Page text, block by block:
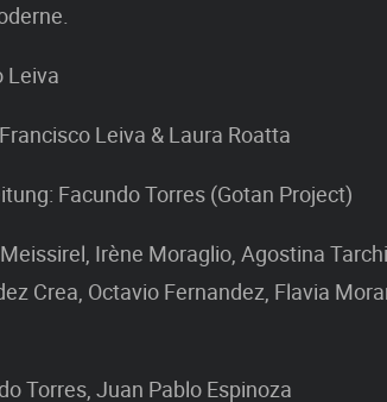
Leiva
Leiva & Laura Roatta
Facundo Torres (Gotan Project)
Irène Moraglio, Agostina
Crea, Octavio Fernandez, Flavia
Torres, Juan Pablo Espinoza